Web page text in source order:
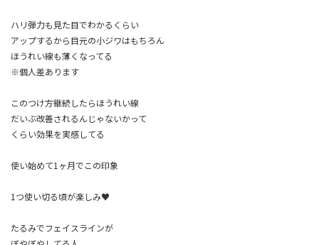
ハリ弾力も見た目でわかるくらい
アップするから目元の小ジワはもちろん
ほうれい線も薄くなってる
※個人差あります
このつけ方継続したらほうれい線
だいぶ改善されるんじゃないかって
くらい効果を実感してる
使い始めて1ヶ月でこの印象
1つ使い切る頃が楽しみ♥
たるみでフェイスラインが